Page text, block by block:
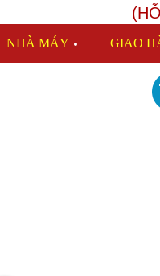
NHÀ MÁY GIAO